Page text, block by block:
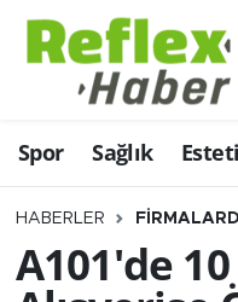
Spor Sağlık
HABERLER
A101'de
Eğitim
Estetik
Firmalardan
Güncel
Nöbetçi
Hava Durumu
Namaz Vakitleri
Trafik Durumu